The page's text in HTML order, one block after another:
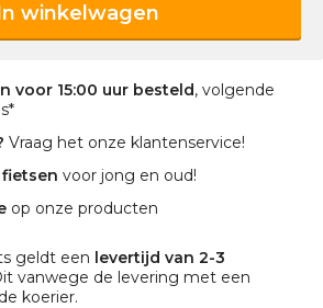
winkelwagen
voor 15:00 uur besteld, volgende
Vraag het onze klantenservice!
voor jong en oud!
op onze producten
geldt een levertijd van 2-3
vanwege de levering met een
koerier.